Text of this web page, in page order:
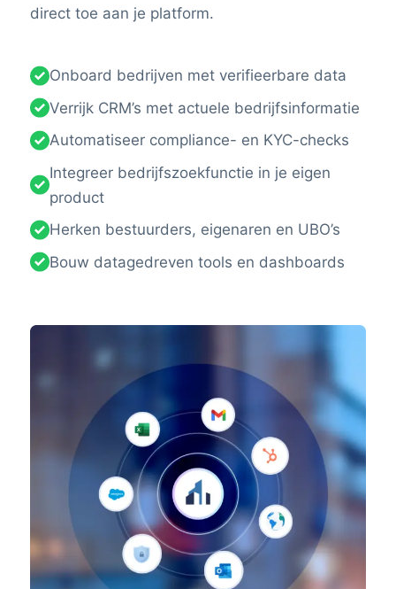
direct toe aan je platform.
Onboard bedrijven met verifieerbare data
Verrijk CRM’s met actuele bedrijfsinformatie
Automatiseer compliance- en KYC-checks
Integreer bedrijfszoekfunctie in je eigen
product
Herken bestuurders, eigenaren en UBO’s
Bouw datagedreven tools en dashboards